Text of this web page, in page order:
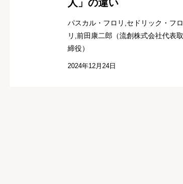
人」の違い
パスカル・フロリ,セドリック・フロ
リ,前田康二郎（流創株式会社代表取
締役）
2024年12月24日